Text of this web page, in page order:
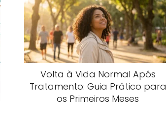
Volta à Vida Normal Após
Tratamento: Guia Prático para
os Primeiros Meses